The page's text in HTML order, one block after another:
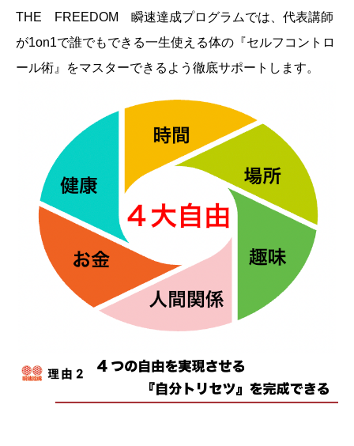
THE FREEDOM 瞬速達成プログラムでは、代表講師
が1on1で誰でもできる一生使える体の『セルフコントロ
ール術』をマスターできるよう徹底サポートします。